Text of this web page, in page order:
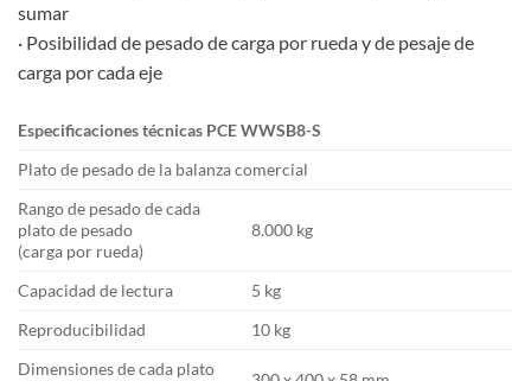
sumar
· Posibilidad de pesado de carga por rueda y de pesaje de
carga por cada eje
Especificaciones técnicas PCE WWSB8-S
Plato de pesado de la balanza comercial
Rango de pesado de cada
plato de pesado
(carga por rueda)
8.000 kg
Capacidad de lectura
5 kg
Reproducibilidad
10 kg
Dimensiones de cada plato